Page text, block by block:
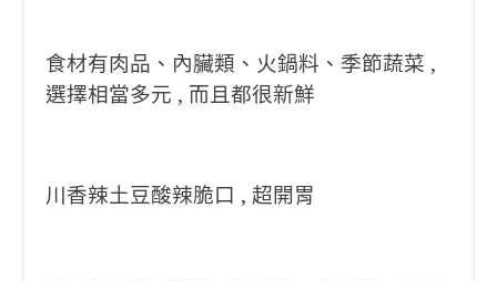
食材有肉品、內臟類、火鍋料、季節蔬菜 ,
選擇相當多元 , 而且都很新鮮
川香辣土豆酸辣脆口 , 超開胃